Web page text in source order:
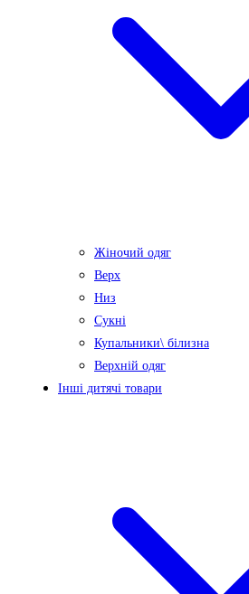
Жіночий одяг
Верх
Низ
Сукні
Купальники\ білизна
Верхній одяг
Інші дитячі товари